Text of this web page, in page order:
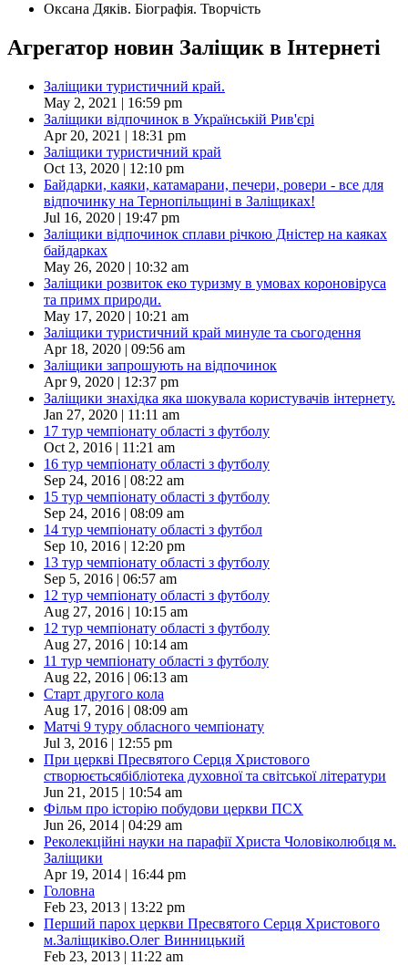
Оксана Дяків. Біографія. Творчість
Агрегатор новин Заліщик в Інтернеті
Заліщики туристичний край.
May 2, 2021 | 16:59 pm
Заліщики відпочинок в Українській Рив'єрі
Apr 20, 2021 | 18:31 pm
Заліщики туристичний край
Oct 13, 2020 | 12:10 pm
Байдарки, каяки, катамарани, печери, ровери - все для
відпочинку на Тернопільщині в Заліщиках!
Jul 16, 2020 | 19:47 pm
Заліщики відпочинок сплави річкою Дністер на каяках
байдарках
May 26, 2020 | 10:32 am
Заліщики розвиток еко туризму в умовах короновіруса
та примх природи.
May 17, 2020 | 10:21 am
Заліщики туристичний край минуле та сьогодення
Apr 18, 2020 | 09:56 am
Заліщики запрошують на відпочинок
Apr 9, 2020 | 12:37 pm
Заліщики знахідка яка шокувала користувачів інтернету.
Jan 27, 2020 | 11:11 am
17 тур чемпіонату області з футболу
Oct 2, 2016 | 11:21 am
16 тур чемпіонату області з футболу
Sep 24, 2016 | 08:22 am
15 тур чемпіонату області з футболу
Sep 24, 2016 | 08:09 am
14 тур чемпіонату області з футбол
Sep 10, 2016 | 12:20 pm
13 тур чемпіонату області з футболу
Sep 5, 2016 | 06:57 am
12 тур чемпіонату області з футболу
Aug 27, 2016 | 10:15 am
12 тур чемпіонату області з футболу
Aug 27, 2016 | 10:14 am
11 тур чемпіонату області з футболу
Aug 22, 2016 | 06:13 am
Старт другого кола
Aug 17, 2016 | 08:09 am
Матчі 9 туру обласного чемпіонату
Jul 3, 2016 | 12:55 pm
При церкві Пресвятого Серця Христового
створюєтьсябібліотека духовної та світської літератури
Jun 21, 2015 | 10:54 am
Фільм про історію побудови церкви ПСХ
Jun 26, 2014 | 04:29 am
Реколекційні науки на парафії Христа Чоловіколюбця м.
Заліщики
Apr 19, 2014 | 16:44 pm
Головна
Feb 23, 2013 | 13:22 pm
Перший парох церкви Пресвятого Серця Христового
м.Заліщиківо.Олег Винницький
Feb 23, 2013 | 11:22 am